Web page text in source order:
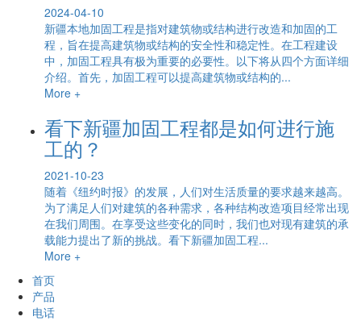
2024-04-10
新疆本地加固工程是指对建筑物或结构进行改造和加固的工
程，旨在提高建筑物或结构的安全性和稳定性。在工程建设
中，加固工程具有极为重要的必要性。以下将从四个方面详细
介绍。首先，加固工程可以提高建筑物或结构的...
More +
看下新疆加固工程都是如何进行施
工的？
2021-10-23
随着《纽约时报》的发展，人们对生活质量的要求越来越高。
为了满足人们对建筑的各种需求，各种结构改造项目经常出现
在我们周围。在享受这些变化的同时，我们也对现有建筑的承
载能力提出了新的挑战。看下新疆加固工程...
More +
首页
产品
电话